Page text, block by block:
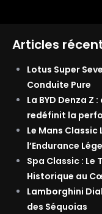
Articles
Lotus Super
Conduite Pure
La BYD Denza
redéfinit la
Le Mans Classic
l’Endurance
Spa Classic :
Historique au
Lamborghini
des Séquoias